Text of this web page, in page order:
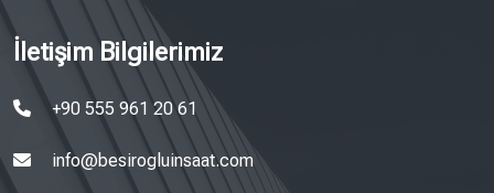
İletişim Bilgilerimiz
+90 555 961 20 61
info@besirogluinsaat.com